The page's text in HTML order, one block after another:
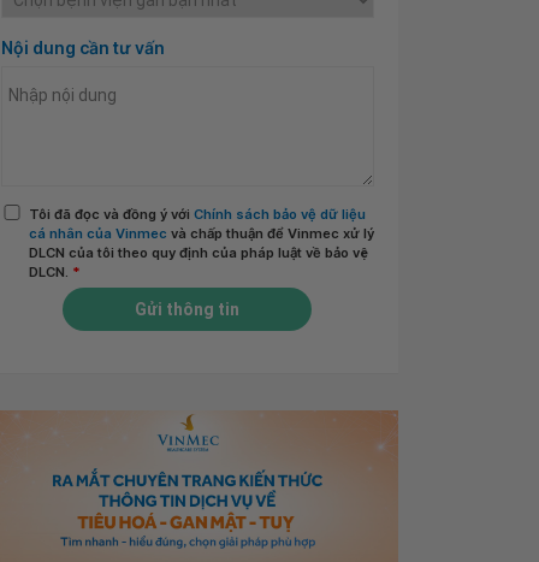
Nội dung cần tư vấn
Tôi đã đọc và đồng ý với Chính sách bảo vệ dữ liệu
cá nhân của Vinmec và chấp thuận để Vinmec xử lý
DLCN của tôi theo quy định của pháp luật về bảo vệ
DLCN. *
Gửi thông tin